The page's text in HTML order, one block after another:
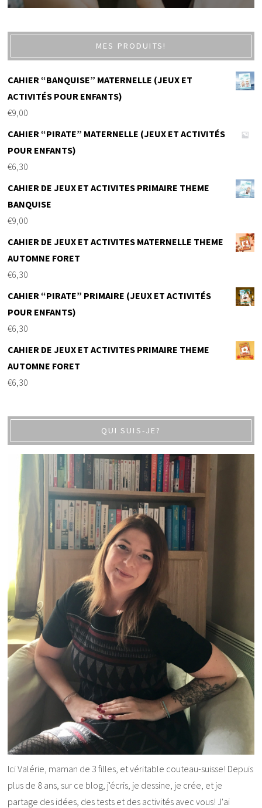
MES PRODUITS!
CAHIER “BANQUISE” MATERNELLE (JEUX ET
ACTIVITÉS POUR ENFANTS)
€9,00
CAHIER “PIRATE” MATERNELLE (JEUX ET ACTIVITÉS
POUR ENFANTS)
€6,30
CAHIER DE JEUX ET ACTIVITES PRIMAIRE THEME
BANQUISE
€9,00
CAHIER DE JEUX ET ACTIVITES MATERNELLE THEME
AUTOMNE FORET
€6,30
CAHIER “PIRATE” PRIMAIRE (JEUX ET ACTIVITÉS
POUR ENFANTS)
€6,30
CAHIER DE JEUX ET ACTIVITES PRIMAIRE THEME
AUTOMNE FORET
€6,30
QUI SUIS-JE?
Ici Valérie, maman de 3 filles, et véritable couteau-suisse! Depuis
plus de 8 ans, sur ce blog, j'écris, je dessine, je crée, et je
partage des idées, des tests et des activités avec vous! J'ai